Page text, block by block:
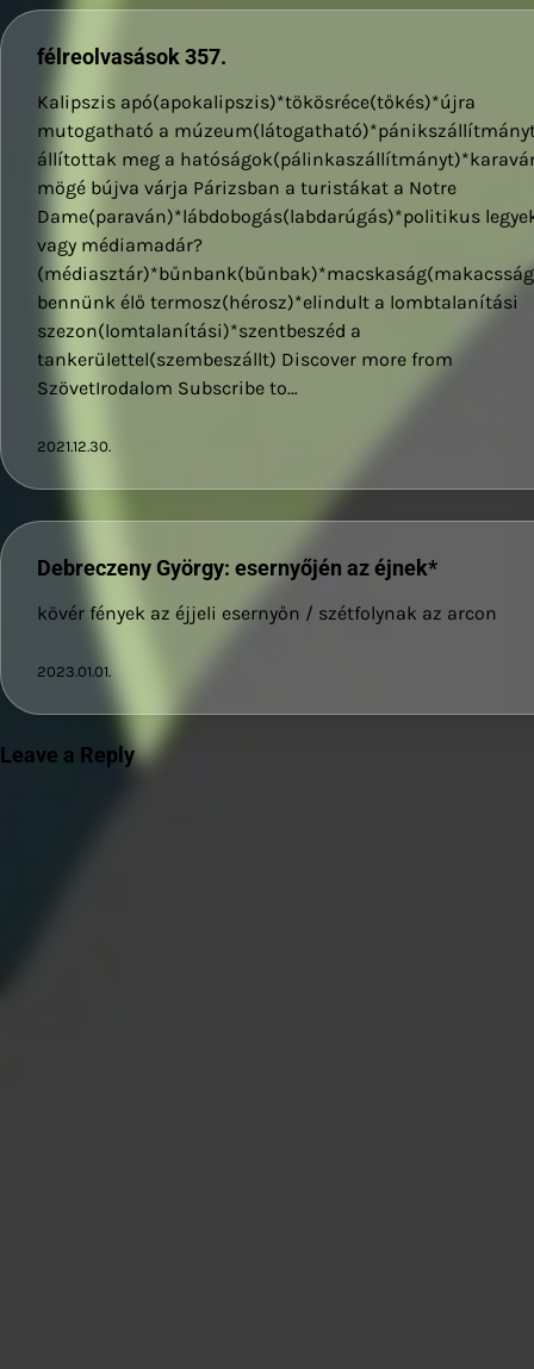
félreolvasások 357.
Kalipszis apó(apokalipszis)*tökösréce(tőkés)*újra
mutogatható a
állítottak meg a
mögé bújva várja Párizsban a turistákat a Notre
Dame(paraván)*lábdobogás(labdarúgás)*politikus
vagy médiamadár?
bennünk élő termosz(hérosz)*elindult a lombtalanítási
szezon(lomtalanítási)*szentbeszéd a
tankerülettel(szembeszállt) Discover more from
SzövetIrodalom Subscribe to…
2021.12.30.
Debreczeny György: esernyőjén az éjnek*
kövér fények az éjjeli esernyőn / szétfolynak az arcon
2023.01.01.
Leave a Reply